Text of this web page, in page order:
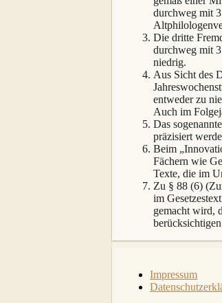
durchweg mit
Die dritte
durchweg mit
niedrig.
Aus Sicht des
entweder zu
Auch im
Das
präzisiert
Beim
Fächern wie
Texte, die im
Zu § 88 (6)
im
gemacht wird,
Impressum